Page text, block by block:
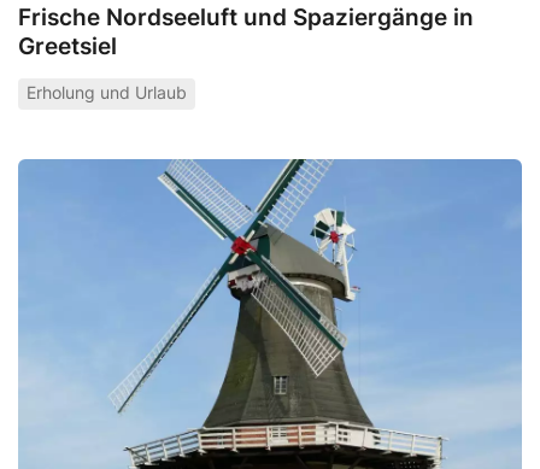
Frische Nordseeluft und Spaziergänge in
Greetsiel
Erholung und Urlaub